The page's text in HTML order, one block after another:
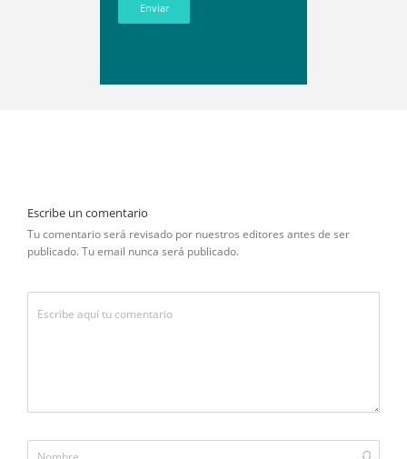
Enviar
Escribe un comentario
Tu comentario será revisado por nuestros editores antes de ser
publicado. Tu email nunca será publicado.